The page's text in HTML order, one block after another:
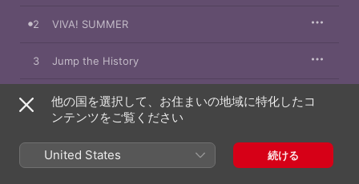
2 VIVA! SUMMER
3 Jump the History
2018年8月29日
℗ 5pb.
他の国を選択して、お住まいの地域に特化したコ
ンテンツをご覧ください
United States 続ける